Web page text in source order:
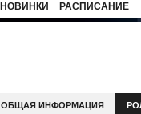
НОВИНКИ РАСПИСАНИЕ
ОБЩАЯ ИНФОРМАЦИЯ